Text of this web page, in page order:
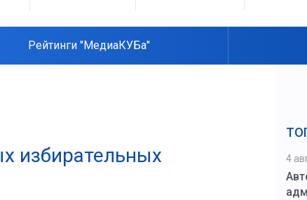
Рейтинги "МедиаКУБа"
избирательных
4